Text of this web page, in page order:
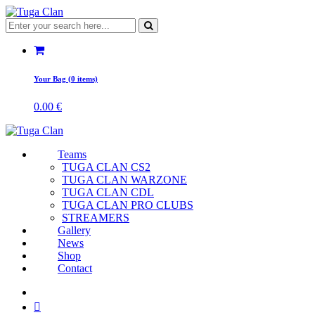
Your Bag (0 items)
0.00 €
Teams
TUGA CLAN CS2
TUGA CLAN WARZONE
TUGA CLAN CDL
TUGA CLAN PRO CLUBS
STREAMERS
Gallery
News
Shop
Contact